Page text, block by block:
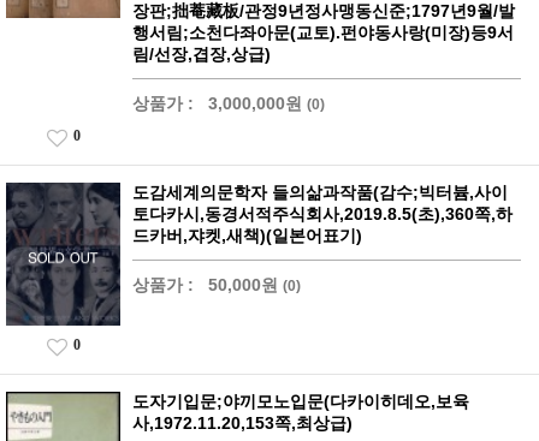
장판;拙菴藏板/관정9년정사맹동신준;1797년9월/발
행서림;소천다좌아문(교토).펀야동사랑(미장)등9서
림/선장,겹장,상급)
상품가 : 3,000,000원 (0)
0
도감세계의문학자 들의삶과작품(감수;빅터븀,사이
토다카시,동경서적주식회사,2019.8.5(초),360쪽,하
드카버,쟈켓,새책)(일본어표기)
상품가 : 50,000원 (0)
0
도자기입문;야끼모노입문(다카이히데오,보육
사,1972.11.20,153쪽,최상급)